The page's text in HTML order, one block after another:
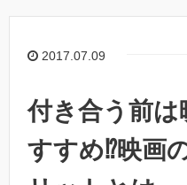
2017.07.09
付き合う前
すすめ⁉︎映画